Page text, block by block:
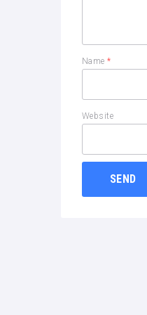
Name*
Website